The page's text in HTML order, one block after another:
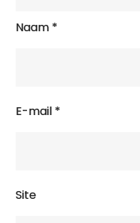
Naam *
E-mail *
Site